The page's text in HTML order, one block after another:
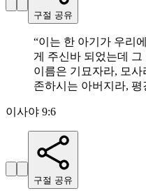
구절 공유
“이는 한 아기가 우리
게 주신바 되었는데
이름은 기묘자라, 모
존하시는 아버지라,
이사야 9:6
구절 공유